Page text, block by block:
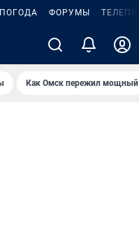
ПОГОДА ФОРУМЫ
Как Омск пережил мощный